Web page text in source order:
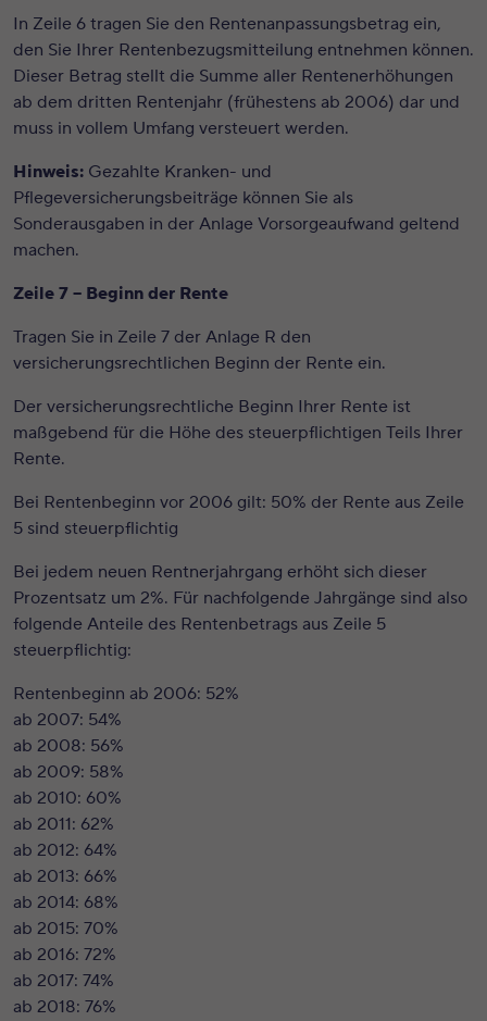
In Zeile 6 tragen Sie den Rentenanpassungsbetrag ein,
den Sie Ihrer Rentenbezugsmitteilung entnehmen können.
Dieser Betrag stellt die Summe aller Rentenerhöhungen
ab dem dritten Rentenjahr (frühestens ab 2006) dar und
muss in vollem Umfang versteuert werden.
Hinweis: Gezahlte Kranken- und
Pflegeversicherungsbeiträge können Sie als
Sonderausgaben in der Anlage Vorsorgeaufwand geltend
machen.
Zeile 7 – Beginn der Rente
Tragen Sie in Zeile 7 der Anlage R den
versicherungsrechtlichen Beginn der Rente ein.
Der versicherungsrechtliche Beginn Ihrer Rente ist
maßgebend für die Höhe des steuerpflichtigen Teils Ihrer
Rente.
Bei Rentenbeginn vor 2006 gilt: 50% der Rente aus Zeile
5 sind steuerpflichtig
Bei jedem neuen Rentnerjahrgang erhöht sich dieser
Prozentsatz um 2%. Für nachfolgende Jahrgänge sind also
folgende Anteile des Rentenbetrags aus Zeile 5
steuerpflichtig:
Rentenbeginn ab 2006: 52%
ab 2007: 54%
ab 2008: 56%
ab 2009: 58%
ab 2010: 60%
ab 2011: 62%
ab 2012: 64%
ab 2013: 66%
ab 2014: 68%
ab 2015: 70%
ab 2016: 72%
ab 2017: 74%
ab 2018: 76%